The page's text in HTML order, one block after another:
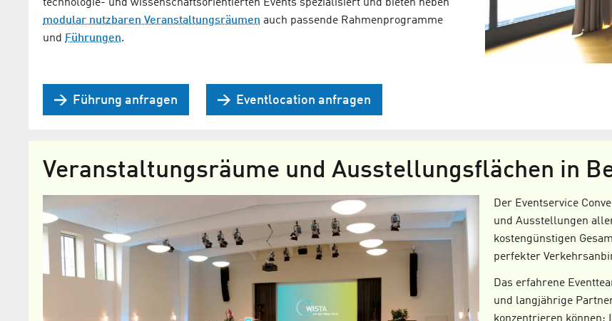
technologie- und wissenschaftsorientierten Events spezialisiert und bieten neben
modular nutzbaren Veranstaltungsräumen auch passende Rahmenprogramme
und Führungen.
Führung anfragen Eventlocation anfragen
Veranstaltungsräume und Ausstellungsflächen in
Der Eventservice
und Ausstellungen
kostengünstigen
perfekter
Das erfahrene
und langjährige